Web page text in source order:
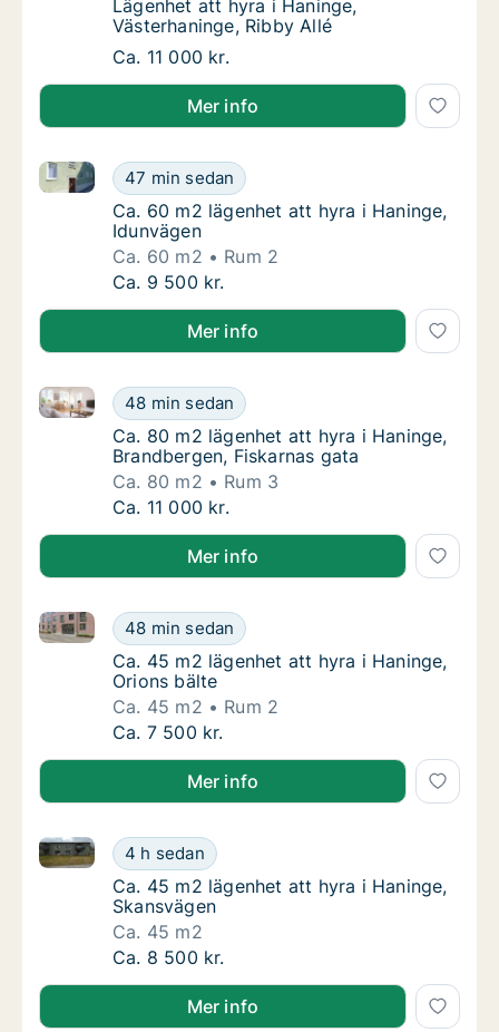
Lägenhet att hyra i Haninge,
Lägenhet att hyra i Haninge,
Västerhaninge, Ribby Allé
Lägenhet att hyra i Haninge, Västerhaninge,
Ca. 11 000 kr.
Mer info
Ca. 60 m2 lägenhet att hyra i Haninge,
47 min sedan
Ca. 60 m2 lägenhet att hyra i Haninge, Idunvägen
Ca. 60 m2 lägenhet att hyra i Haninge,
Ca. 60 m2 lägenhet att hyra i Haninge,
Idunvägen
Ca. 60 m2
Rum 2
Ca. 60 m2 lägenhet att hyra i Haninge,
Ca. 9 500 kr.
Mer info
Ca. 80 m2 lägenhet att hyra i Haninge,
48 min sedan
Ca. 80 m2 lägenhet att hyra i Haninge,
Ca. 80 m2 lägenhet att hyra i Haninge,
Ca. 80 m2 lägenhet att hyra i Haninge,
Brandbergen, Fiskarnas gata
Ca. 80 m2
Rum 3
Ca. 80 m2 lägenhet att hyra i Haninge,
Ca. 11 000 kr.
Mer info
Ca. 45 m2 lägenhet att hyra i Haninge,
48 min sedan
Ca. 45 m2 lägenhet att hyra i Haninge, Orions bälte
Ca. 45 m2 lägenhet att hyra i Haninge,
Ca. 45 m2 lägenhet att hyra i Haninge,
Orions bälte
Ca. 45 m2
Rum 2
Ca. 45 m2 lägenhet att hyra i Haninge,
Ca. 7 500 kr.
Mer info
Ca. 45 m2 lägenhet att hyra i Haninge,
4 h sedan
Ca. 45 m2 lägenhet att hyra i Haninge, Skansvägen
Ca. 45 m2 lägenhet att hyra i Haninge,
Ca. 45 m2 lägenhet att hyra i Haninge,
Skansvägen
Ca. 45 m2
Ca. 45 m2 lägenhet att hyra i Haninge,
Ca. 8 500 kr.
Mer info